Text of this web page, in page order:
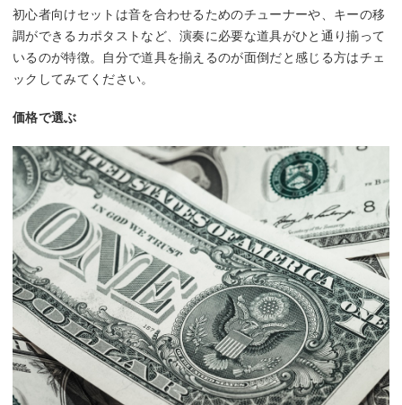
初心者向けセットは音を合わせるためのチューナーや、キーの移
調ができるカポタストなど、演奏に必要な道具がひと通り揃って
いるのが特徴。自分で道具を揃えるのが面倒だと感じる方はチェ
ックしてみてください。
価格で選ぶ